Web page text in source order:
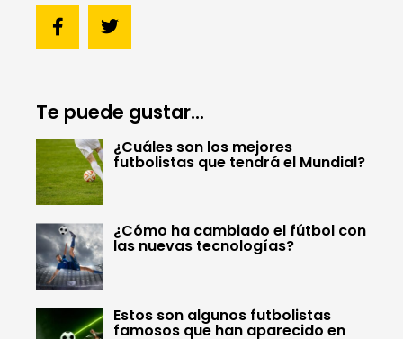
Te puede gustar...
¿Cuáles son los mejores
futbolistas que tendrá el Mundial?
¿Cómo ha cambiado el fútbol con
las nuevas tecnologías?
Estos son algunos futbolistas
famosos que han aparecido en